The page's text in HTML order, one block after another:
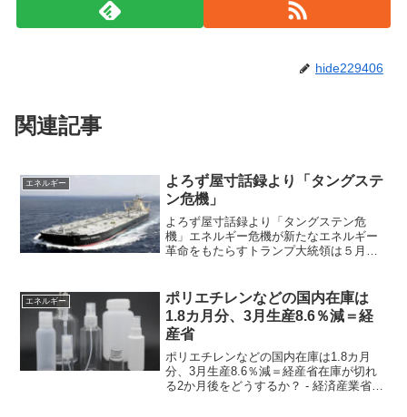
hide229406
関連記事
エネルギー
よろず屋寸話録より「タングステ
ン危機」
よろず屋寸話録より「タングステン危
機」エネルギー危機が新たなエネルギー
革命をもたらすトランプ大統領は５月１
た。 私が不思議に思ったのは、このと
きイーロン・マスク氏といった米...
エネルギー
ポリエチレンなどの国内在庫は
1.8カ月分、3月生産8.6％減＝経
産省
ポリエチレンなどの国内在庫は1.8カ月
分、3月生産8.6％減＝経産省在庫が切れ
る2か月後をどうするか？ - 経済産業省は